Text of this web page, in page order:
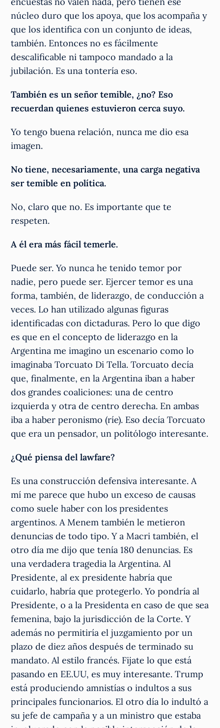
núcleo duro que los apoya, que los acompaña y
que los identifica con un conjunto de ideas,
también. Entonces no es fácilmente
descalificable ni tampoco mandado a la
jubilación. Es una tontería eso.
También es un señor temible, ¿no? Eso
recuerdan quienes estuvieron cerca suyo.
Yo tengo buena relación, nunca me dio esa
imagen.
No tiene, necesariamente, una carga negativa
ser temible en política.
No, claro que no. Es importante que te
respeten.
A él era más fácil temerle.
Puede ser. Yo nunca he tenido temor por
nadie, pero puede ser. Ejercer temor es una
forma, también, de liderazgo, de conducción a
veces. Lo han utilizado algunas figuras
identificadas con dictaduras. Pero lo que digo
es que en el concepto de liderazgo en la
Argentina me imagino un escenario como lo
imaginaba Torcuato Di Tella. Torcuato decía
que, finalmente, en la Argentina iban a haber
dos grandes coaliciones: una de centro
izquierda y otra de centro derecha. En ambas
iba a haber peronismo (ríe). Eso decía Torcuato
que era un pensador, un politólogo interesante.
¿Qué piensa del lawfare?
Es una construcción defensiva interesante. A
mí me parece que hubo un exceso de causas
como suele haber con los presidentes
argentinos. A Menem también le metieron
denuncias de todo tipo. Y a Macri también, el
otro día me dijo que tenía 180 denuncias. Es
una verdadera tragedia la Argentina. Al
Presidente, al ex presidente habría que
cuidarlo, habría que protegerlo. Yo pondría al
Presidente, o a la Presidenta en caso de que sea
femenina, bajo la jurisdicción de la Corte. Y
además no permitiría el juzgamiento por un
plazo de diez años después de terminado su
mandato. Al estilo francés. Fijate lo que está
pasando en EE.UU, es muy interesante. Trump
está produciendo amnistías o indultos a sus
principales funcionarios. El otro día lo indultó a
su jefe de campaña y a un ministro que estaba